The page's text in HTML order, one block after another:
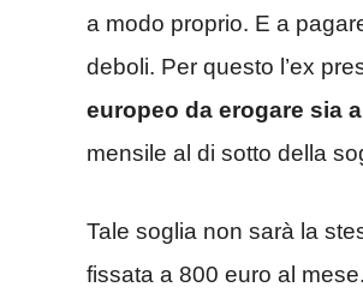
a modo proprio. E a
deboli. Per questo l’ex
europeo da erogare sia
mensile al di sotto della
Tale soglia non sarà la
fissata a 800 euro al